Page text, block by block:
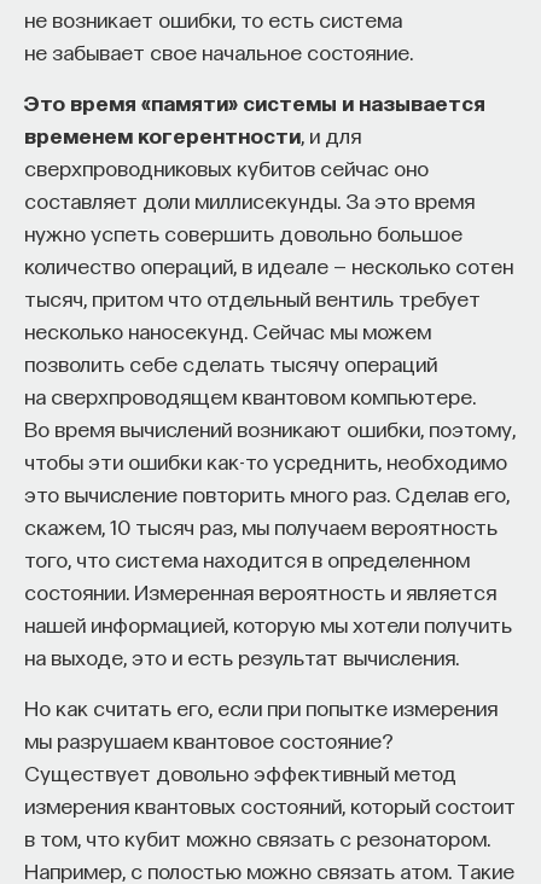
не возникает ошибки, то есть система
не забывает свое начальное состояние.
Это время «памяти» системы и называется
временем когерентности , и для
сверхпроводниковых кубитов сейчас оно
составляет доли миллисекунды. За это время
нужно успеть совершить довольно большое
количество операций, в идеале — несколько сотен
тысяч, притом что отдельный вентиль требует
несколько наносекунд. Сейчас мы можем
позволить себе сделать тысячу операций
на сверхпроводящем квантовом компьютере.
Во время вычислений возникают ошибки, поэтому,
чтобы эти ошибки как-то усреднить, необходимо
это вычисление повторить много раз. Сделав его,
скажем, 10 тысяч раз, мы получаем вероятность
того, что система находится в определенном
состоянии. Измеренная вероятность и является
нашей информацией, которую мы хотели получить
на выходе, это и есть результат вычисления.
Но как считать его, если при попытке измерения
мы разрушаем квантовое состояние?
Существует довольно эффективный метод
измерения квантовых состояний, который состоит
в том, что кубит можно связать с резонатором.
Например, с полостью можно связать атом. Такие